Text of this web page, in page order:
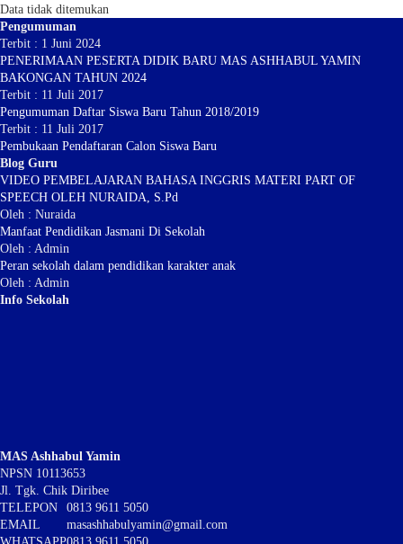
Data tidak ditemukan
Pengumuman
Terbit : 1 Juni 2024
PENERIMAAN PESERTA DIDIK BARU MAS ASHHABUL YAMIN
BAKONGAN TAHUN 2024
Terbit : 11 Juli 2017
Pengumuman Daftar Siswa Baru Tahun 2018/2019
Terbit : 11 Juli 2017
Pembukaan Pendaftaran Calon Siswa Baru
Blog Guru
VIDEO PEMBELAJARAN BAHASA INGGRIS MATERI PART OF
SPEECH OLEH NURAIDA, S.Pd
Oleh : Nuraida
Manfaat Pendidikan Jasmani Di Sekolah
Oleh : Admin
Peran sekolah dalam pendidikan karakter anak
Oleh : Admin
Info Sekolah
MAS Ashhabul Yamin
NPSN 10113653
Jl. Tgk. Chik Diribee
TELEPON
0813 9611 5050
EMAIL
masashhabulyamin@gmail.com